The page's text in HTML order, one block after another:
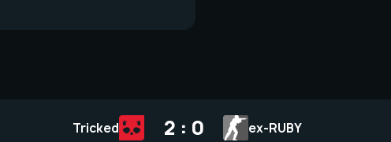
Tricked 2 : 0 ex-RUBY